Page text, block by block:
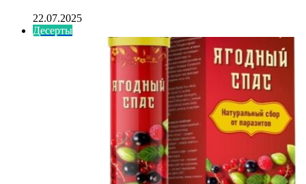
22.07.2025
Десерты